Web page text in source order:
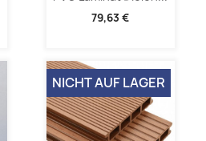
79,63 €
NICHT AUF LAGER